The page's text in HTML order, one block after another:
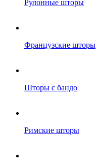
Рулонные шторы
Французские шторы
Шторы с бандо
Римские шторы